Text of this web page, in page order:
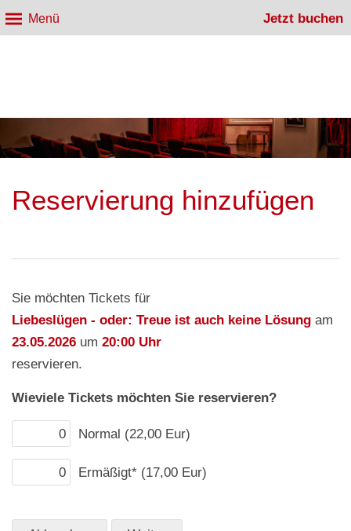
Menü Jetzt buchen
Reservierung hinzufügen
Sie möchten Tickets für
Liebeslügen - oder: Treue ist auch keine Lösung am
23.05.2026 um 20:00 Uhr
reservieren.
Wieviele Tickets möchten Sie reservieren?
Normal (22,00 Eur)
Ermäßigt* (17,00 Eur)